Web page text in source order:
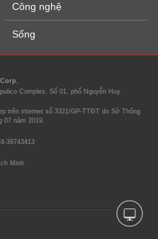
Công nghệ
Sống
Complex, Số 01, phố Nguyễn Huy
trên internet số 3321/GP-TTĐT do Sở Thông
07 năm 2019.
39743413
Minh